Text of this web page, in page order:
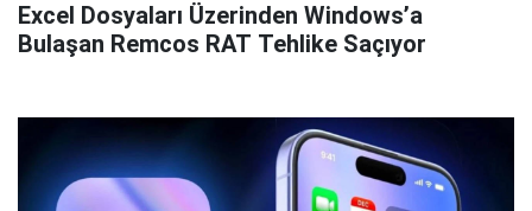
Excel Dosyaları Üzerinden Windows’a
Bulaşan Remcos RAT Tehlike Saçıyor